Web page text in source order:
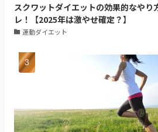
スクワットダイエットの効果的なやり
レ！【2025年は激やせ確定？】
運動ダイエット